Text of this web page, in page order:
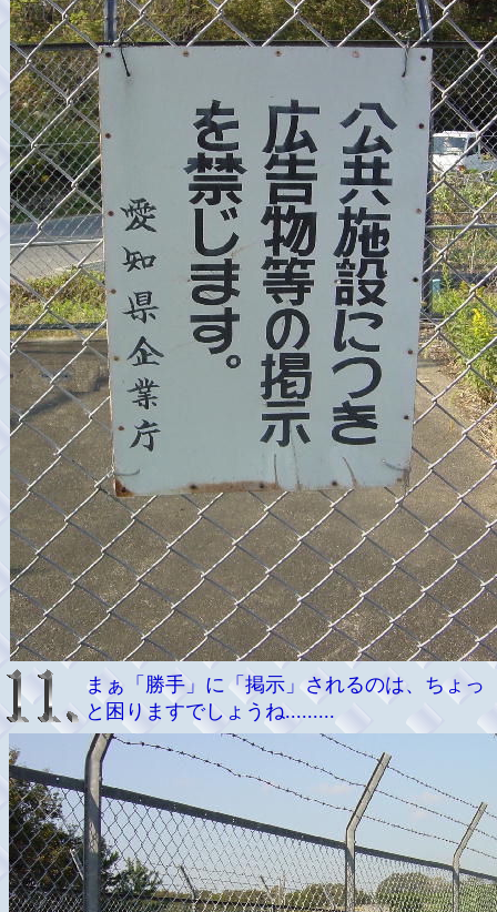
まぁ「勝手」に「掲示」されるのは、ちょっ
と困りますでしょうね.........